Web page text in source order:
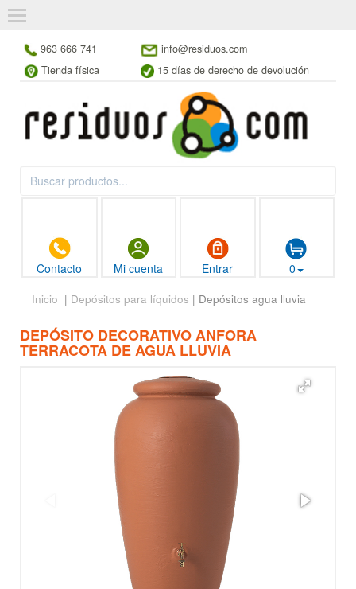
963 666 741
info@residuos.com
Tienda física
15 días de derecho de devolución
Contacto Mi cuenta Entrar 0
Inicio | Depósitos para líquidos | Depósitos agua lluvia
DEPÓSITO DECORATIVO ANFORA
TERRACOTA DE AGUA LLUVIA